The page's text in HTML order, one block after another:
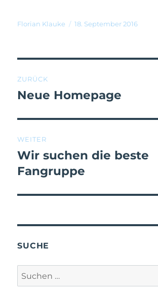
Florian Klauke 18. September 2016
ZURÜCK
Neue Homepage
WEITER
Wir suchen die beste
Fangruppe
SUCHE